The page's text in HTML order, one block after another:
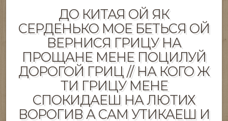
ДО КИТАЯ ОЙ ЯК
СЕРДЕНЬКО МОЕ БЕТЬСЯ ОЙ
ВЕРНИСЯ ГРИЦУ НА
ПРОЩАНЕ МЕНЕ ПОЦИЛУЙ
ДОРОГОЙ ГРИЦ // НА КОГО Ж
ТИ ГРИЦУ МЕНЕ
СПОКИДАЕШ НА ЛЮТИХ
ВОРОГИВ А САМ УТИКАЕШ И